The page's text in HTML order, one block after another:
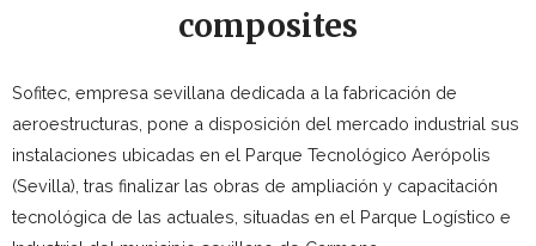
composites
Sofitec, empresa sevillana dedicada a la fabricación de
aeroestructuras, pone a disposición del mercado industrial sus
instalaciones ubicadas en el Parque Tecnológico Aerópolis
(Sevilla), tras finalizar las obras de ampliación y capacitación
tecnológica de las actuales, situadas en el Parque Logístico e